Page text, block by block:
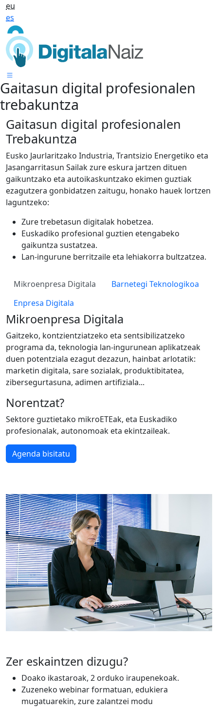
eu
es
Gaitasun digital profesionalen
trebakuntza
Gaitasun digital profesionalen
Trebakuntza
Eusko Jaurlaritzako Industria, Trantsizio Energetiko eta
Jasangarritasun Sailak zure eskura jartzen dituen
gaikuntzako eta autoikaskuntzako ekimen guztiak
ezagutzera gonbidatzen zaitugu, honako hauek lortzen
laguntzeko:
Zure trebetasun digitalak hobetzea.
Euskadiko profesional guztien etengabeko
gaikuntza sustatzea.
Lan-ingurune berritzaile eta lehiakorra bultzatzea.
Mikroenpresa Digitala
Barnetegi Teknologikoa
Enpresa Digitala
Mikroenpresa Digitala
Gaitzeko, kontzientziatzeko eta sentsibilizatzeko
programa da, teknologia lan-ingurunean aplikatzeak
duen potentziala ezagut dezazun, hainbat arlotatik:
marketin digitala, sare sozialak, produktibitatea,
zibersegurtasuna, adimen artifiziala...
Norentzat?
Sektore guztietako mikroETEak, eta Euskadiko
profesionalak, autonomoak eta ekintzaileak.
Agenda bisitatu
Zer eskaintzen dizugu?
Doako ikastaroak, 2 orduko iraupenekoak.
Zuzeneko webinar formatuan, edukiera
mugatuarekin, zure zalantzei modu